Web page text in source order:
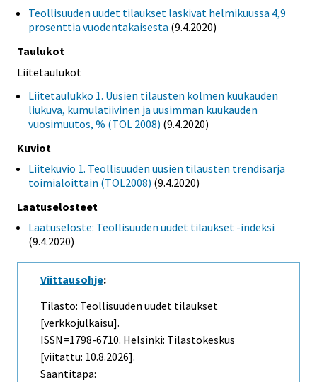
Teollisuuden uudet tilaukset laskivat helmikuussa 4,9
prosenttia vuodentakaisesta (9.4.2020)
Taulukot
Liitetaulukot
Liitetaulukko 1. Uusien tilausten kolmen kuukauden
liukuva, kumulatiivinen ja uusimman kuukauden
vuosimuutos, % (TOL 2008) (9.4.2020)
Kuviot
Liitekuvio 1. Teollisuuden uusien tilausten trendisarja
toimialoittain (TOL2008) (9.4.2020)
Laatuselosteet
Laatuseloste: Teollisuuden uudet tilaukset -indeksi
(9.4.2020)
Viittausohje:
Tilasto: Teollisuuden uudet tilaukset
[verkkojulkaisu].
ISSN=1798-6710. Helsinki: Tilastokeskus
[viitattu: 10.8.2026].
Saantitapa: